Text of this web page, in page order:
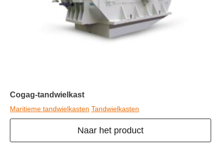
Cogag-tandwielkast
Maritieme tandwielkasten Tandwielkasten
Naar het product